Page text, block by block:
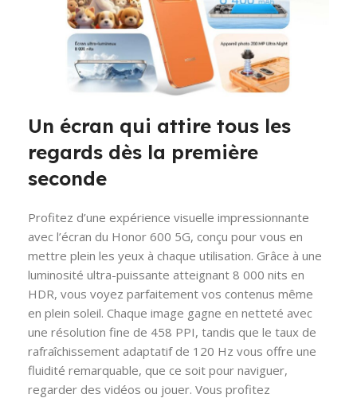
Un écran qui attire tous les
regards dès la première
seconde
Profitez d’une expérience visuelle impressionnante
avec l’écran du Honor 600 5G, conçu pour vous en
mettre plein les yeux à chaque utilisation. Grâce à une
luminosité ultra-puissante atteignant 8 000 nits en
HDR, vous voyez parfaitement vos contenus même
en plein soleil. Chaque image gagne en netteté avec
une résolution fine de 458 PPI, tandis que le taux de
rafraîchissement adaptatif de 120 Hz vous offre une
fluidité remarquable, que ce soit pour naviguer,
regarder des vidéos ou jouer. Vous profitez